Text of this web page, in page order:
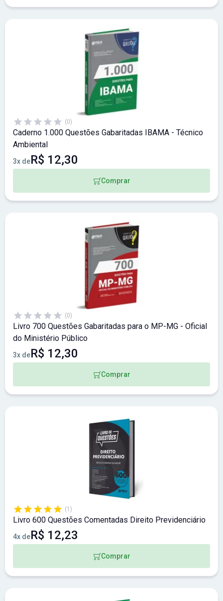
(0)
Caderno 1.000 Questões Gabaritadas IBAMA - Técnico
Ambiental
3x deR$ 12,30
Comprar
(0)
Livro 700 Questões Gabaritadas para o MP-MG - Oficial
do Ministério Público
3x deR$ 12,30
Comprar
(1)
Livro 600 Questões Comentadas Direito Previdenciário
4x deR$ 12,23
Comprar